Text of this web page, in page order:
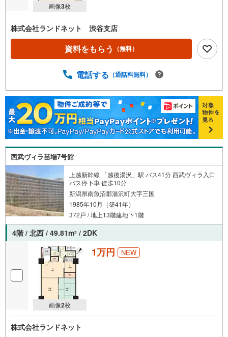
画像3枚
株式会社ランドネット 渋谷支店
資料をもらう （無料）
電話する （通話料無料）
西武ヴィラ苗場7号館
上越新幹線 「越後湯沢」駅 バス41分 西武ヴィラ入口
バス停下車 徒歩10分
新潟県南魚沼郡湯沢町大字三国
1985年10月（築41年）
372戸 / 地上13階建地下1階
4階 / 北西 / 49.81m2 / 2DK
画像2枚
1万円 NEW
株式会社ランドネット